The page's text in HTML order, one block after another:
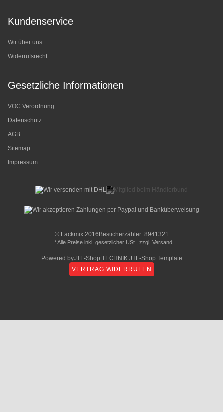
Kundenservice
Wir über uns
Widerrufsrecht
Gesetzliche Informationen
VOC Verordnung
Datenschutz
AGB
Sitemap
Impressum
© Lackmix 2016 Besucherzähler: 8941321
* Alle Preise inkl. gesetzlicher USt., zzgl. Versand
Powered byJTL-Shop TECHNIK JTL-Shop Template
VERTRAG WIDERRUFEN